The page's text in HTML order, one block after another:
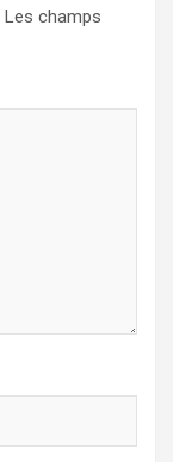
Les champs